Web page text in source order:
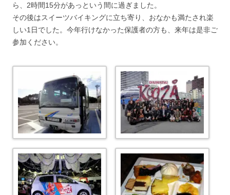
ら、2時間15分があっという間に過ぎました。
その後はスイーツバイキングに立ち寄り、おなかも満たされ楽
しい1日でした。今年行けなかった保護者の方も、来年は是非ご
参加ください。